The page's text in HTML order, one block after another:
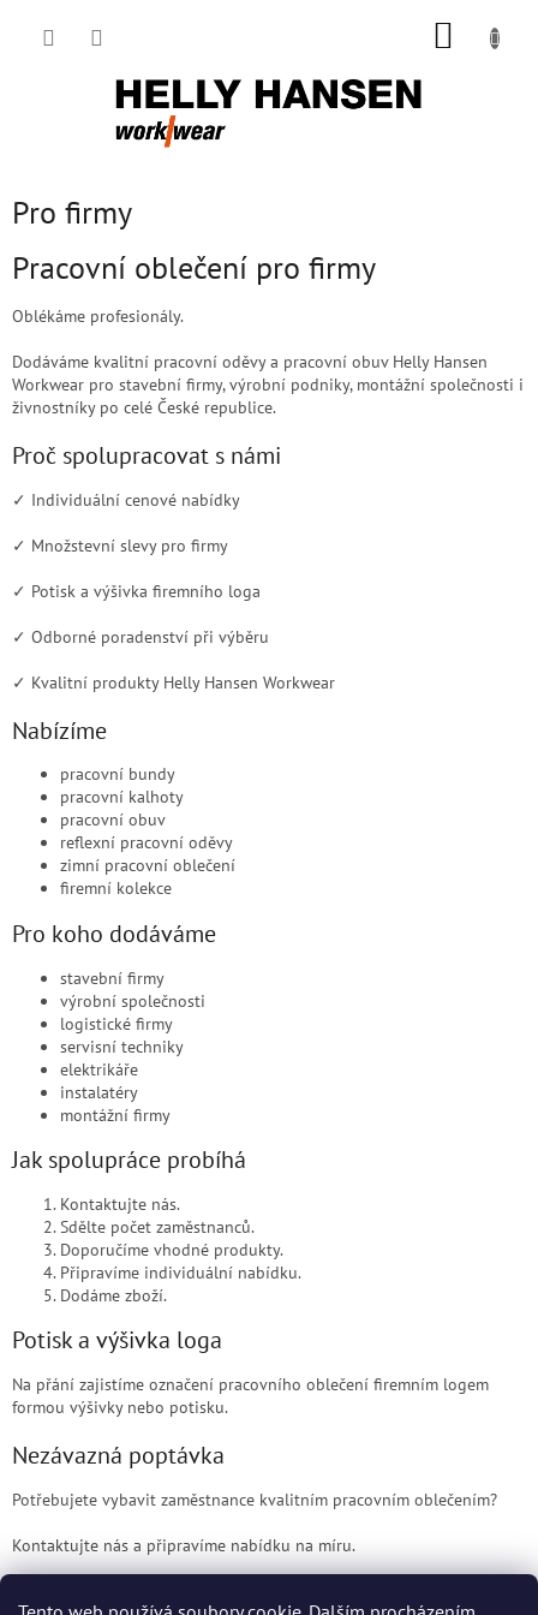
Pro firmy
Pracovní oblečení pro firmy
Oblékáme profesionály.
Dodáváme kvalitní pracovní oděvy a pracovní obuv Helly Hansen
Workwear pro stavební firmy, výrobní podniky, montážní společnosti i
živnostníky po celé České republice.
Proč spolupracovat s námi
✓ Individuální cenové nabídky
✓ Množstevní slevy pro firmy
✓ Potisk a výšivka firemního loga
✓ Odborné poradenství při výběru
✓ Kvalitní produkty Helly Hansen Workwear
Nabízíme
pracovní bundy
pracovní kalhoty
pracovní obuv
reflexní pracovní oděvy
zimní pracovní oblečení
firemní kolekce
Pro koho dodáváme
stavební firmy
výrobní společnosti
logistické firmy
servisní techniky
elektrikáře
instalatéry
montážní firmy
Jak spolupráce probíhá
Kontaktujte nás.
Sdělte počet zaměstnanců.
Doporučíme vhodné produkty.
Připravíme individuální nabídku.
Dodáme zboží.
Potisk a výšivka loga
Na přání zajistíme označení pracovního oblečení firemním logem
formou výšivky nebo potisku.
Nezávazná poptávka
Potřebujete vybavit zaměstnance kvalitním pracovním oblečením?
Kontaktujte nás a připravíme nabídku na míru.